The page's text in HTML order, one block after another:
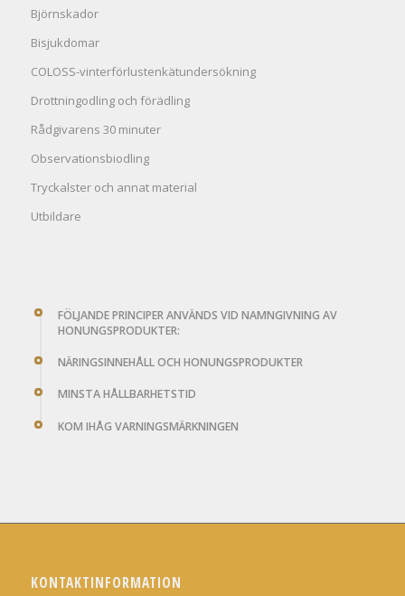
Björnskador
Bisjukdomar
COLOSS-vinterförlustenkätundersökning
Drottningodling och förädling
Rådgivarens 30 minuter
Observationsbiodling
Tryckalster och annat material
Utbildare
FÖLJANDE PRINCIPER ANVÄNDS VID NAMNGIVNING AV
HONUNGSPRODUKTER:
NÄRINGSINNEHÅLL OCH HONUNGSPRODUKTER
MINSTA HÅLLBARHETSTID
KOM IHÅG VARNINGSMÄRKNINGEN
KONTAKTINFORMATION